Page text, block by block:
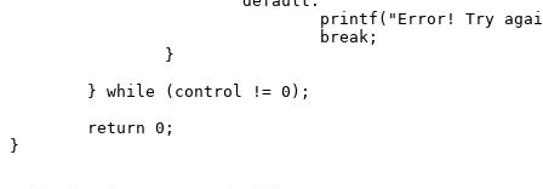
printf("Error! Try
                                break;
                }
        } while (control != 0);
        return 0;
}